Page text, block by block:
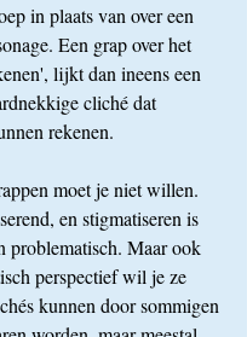
in plaats van over een
Een grap over het
lijkt dan ineens een
cliché dat
rekenen.
moet je niet willen.
en stigmatiseren is
problematisch. Maar ook
perspectief wil je ze
kunnen door sommigen